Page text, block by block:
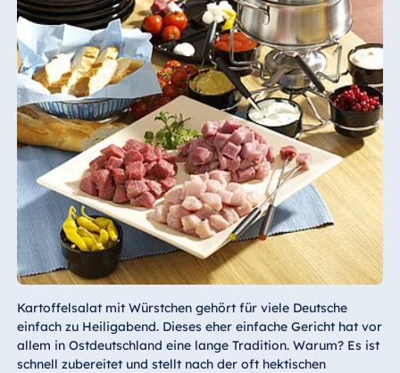
Kartoffelsalat mit Würstchen gehört für viele Deutsche
einfach zu Heiligabend. Dieses eher einfache Gericht hat vor
allem in Ostdeutschland eine lange Tradition. Warum? Es ist
schnell zubereitet und stellt nach der oft hektischen